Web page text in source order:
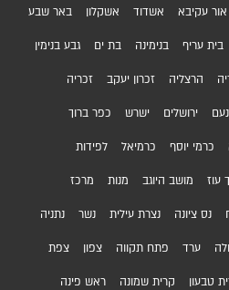
אור עקיבא אשדוד אשקלון באר שבע
בית עריף בנימינה בת ים גבע בנימין
הרצליה זכרון יעקב זכריה
ירושלים ישרש כפר ברוך
כרמי יוסף כרמיאל לפידות
עוז מושב היוגב מנות מרכז
נס ציונה נצרת עילית נשר נתניה
ערד פתח תקווה צפון צפת
טבעון קרית שמונה ראש פינה